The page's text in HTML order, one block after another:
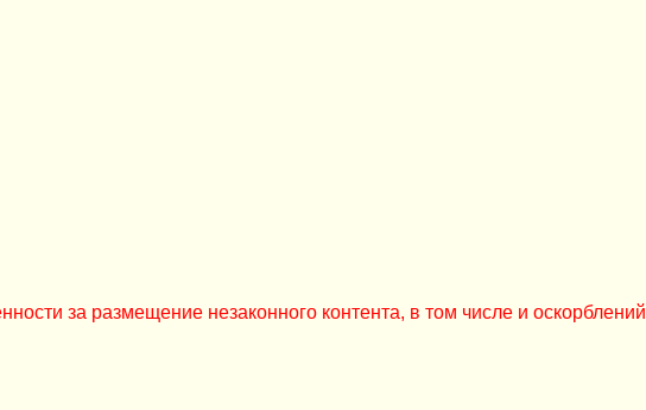
за размещение незаконного контента, в том числе и оскорблений